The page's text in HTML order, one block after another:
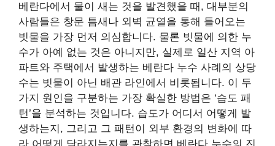
베란다에서 물이 새는 것을 발견했을 때, 대부분의
사람들은 창문 틈새나 외벽 균열을 통해 들어오는
빗물을 가장 먼저 의심합니다. 물론 빗물에 의한 누
수가 아예 없는 것은 아니지만, 실제로 일산 지역 아
파트와 주택에서 발생하는 베란다 누수 사례의 상당
수는 빗물이 아닌 배관 라인에서 비롯됩니다. 이 두
가지 원인을 구분하는 가장 확실한 방법은 ‘습도 패
턴’을 분석하는 것입니다. 습도가 어디서 어떻게 발
생하는지, 그리고 그 패턴이 외부 환경의 변화에 따